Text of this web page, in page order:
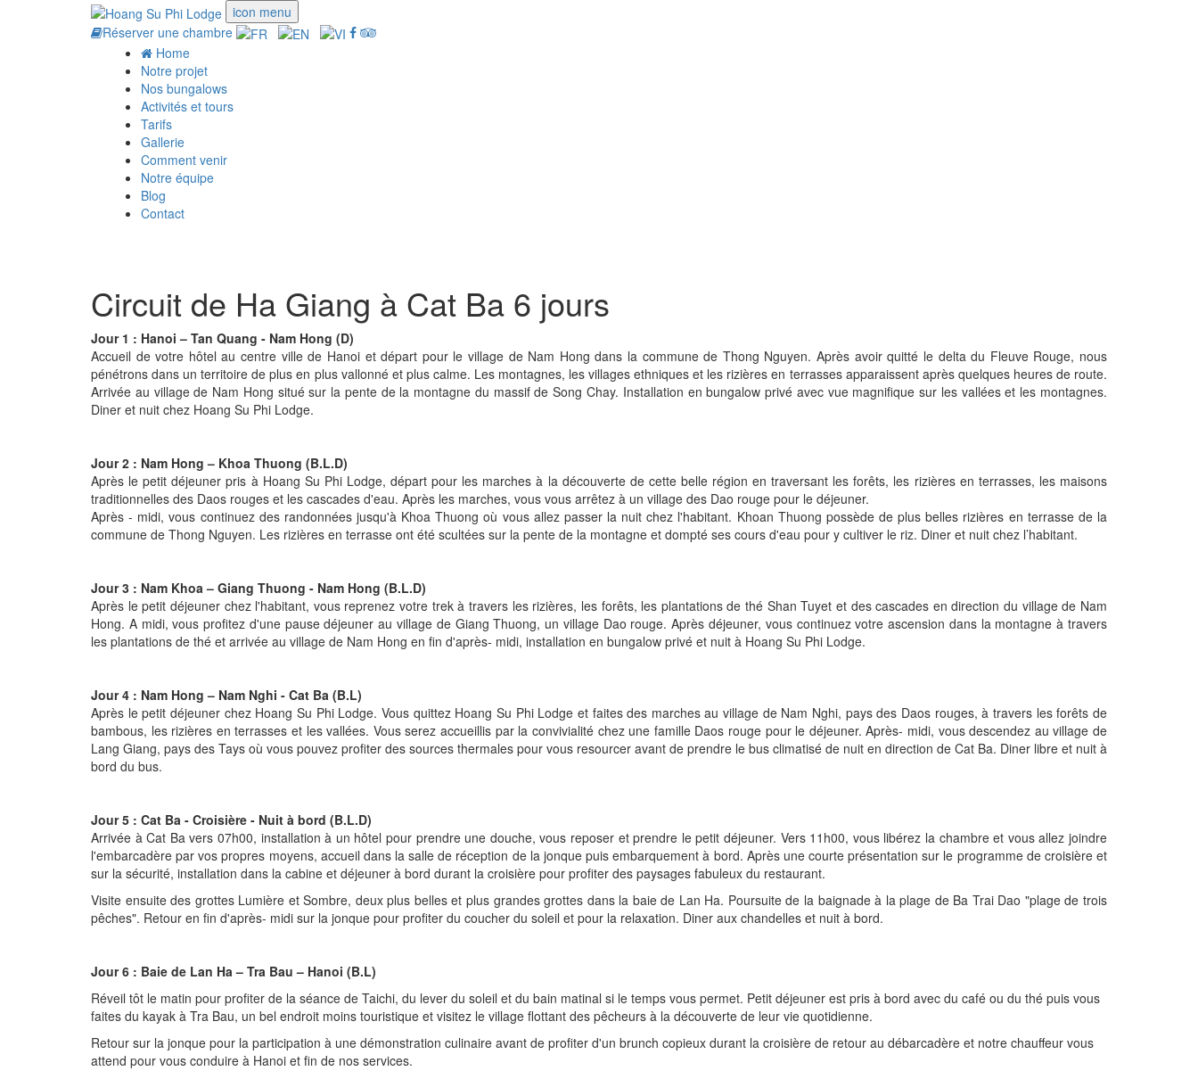
icon menu
Réserver une chambre
Home
Notre projet
Nos bungalows
Activités et tours
Tarifs
Gallerie
Comment venir
Notre équipe
Blog
Contact
Circuit de Ha Giang à Cat Ba 6 jours
Jour 1 : Hanoi – Tan Quang - Nam Hong (D)
Accueil de votre hôtel au centre ville de Hanoi et départ pour le village de Nam Hong dans la commune de Thong Nguyen. Après avoir quitté le delta du Fleuve Rouge, nous
pénétrons dans un territoire de plus en plus vallonné et plus calme. Les montagnes, les villages ethniques et les rizières en terrasses apparaissent après quelques heures de route.
Arrivée au village de Nam Hong situé sur la pente de la montagne du massif de Song Chay. Installation en bungalow privé avec vue magnifique sur les vallées et les montagnes.
Diner et nuit chez Hoang Su Phi Lodge.
Jour 2 : Nam Hong – Khoa Thuong (B.L.D)
Après le petit déjeuner pris à Hoang Su Phi Lodge, départ pour les marches à la découverte de cette belle région en traversant les forêts, les rizières en terrasses, les maisons
traditionnelles des Daos rouges et les cascades d'eau. Après les marches, vous vous arrêtez à un village des Dao rouge pour le déjeuner.
Après - midi, vous continuez des randonnées jusqu'à Khoa Thuong où vous allez passer la nuit chez l'habitant. Khoan Thuong possède de plus belles rizières en terrasse de la
commune de Thong Nguyen. Les rizières en terrasse ont été scultées sur la pente de la montagne et dompté ses cours d'eau pour y cultiver le riz. Diner et nuit chez l’habitant.
Jour 3 : Nam Khoa – Giang Thuong - Nam Hong (B.L.D)
Après le petit déjeuner chez l'habitant, vous reprenez votre trek à travers les rizières, les forêts, les plantations de thé Shan Tuyet et des cascades en direction du village de Nam
Hong. A midi, vous profitez d'une pause déjeuner au village de Giang Thuong, un village Dao rouge. Après déjeuner, vous continuez votre ascension dans la montagne à travers
les plantations de thé et arrivée au village de Nam Hong en fin d'après- midi, installation en bungalow privé et nuit à Hoang Su Phi Lodge.
Jour 4 : Nam Hong – Nam Nghi - Cat Ba (B.L)
Après le petit déjeuner chez Hoang Su Phi Lodge. Vous quittez Hoang Su Phi Lodge et faites des marches au village de Nam Nghi, pays des Daos rouges, à travers les forêts de
bambous, les rizières en terrasses et les vallées. Vous serez accueillis par la convivialité chez une famille Daos rouge pour le déjeuner. Après- midi, vous descendez au village de
Lang Giang, pays des Tays où vous pouvez profiter des sources thermales pour vous resourcer avant de prendre le bus climatisé de nuit en direction de Cat Ba. Diner libre et nuit à
bord du bus.
Jour 5 : Cat Ba - Croisière - Nuit à bord (B.L.D)
Arrivée à Cat Ba vers 07h00, installation à un hôtel pour prendre une douche, vous reposer et prendre le petit déjeuner. Vers 11h00, vous libérez la chambre et vous allez joindre
l'embarcadère par vos propres moyens, accueil dans la salle de réception de la jonque puis embarquement à bord. Après une courte présentation sur le programme de croisière et
sur la sécurité, installation dans la cabine et déjeuner à bord durant la croisière pour profiter des paysages fabuleux du restaurant.
Visite ensuite des grottes Lumière et Sombre, deux plus belles et plus grandes grottes dans la baie de Lan Ha. Poursuite de la baignade à la plage de Ba Trai Dao "plage de trois
pêches". Retour en fin d'après- midi sur la jonque pour profiter du coucher du soleil et pour la relaxation. Diner aux chandelles et nuit à bord.
Jour 6 : Baie de Lan Ha – Tra Bau – Hanoi (B.L)
Réveil tôt le matin pour profiter de la séance de Taichi, du lever du soleil et du bain matinal si le temps vous permet. Petit déjeuner est pris à bord avec du café ou du thé puis vous
faites du kayak à Tra Bau, un bel endroit moins touristique et visitez le village flottant des pêcheurs à la découverte de leur vie quotidienne.
Retour sur la jonque pour la participation à une démonstration culinaire avant de profiter d'un brunch copieux durant la croisière de retour au débarcadère et notre chauffeur vous
attend pour vous conduire à Hanoi et fin de nos services.